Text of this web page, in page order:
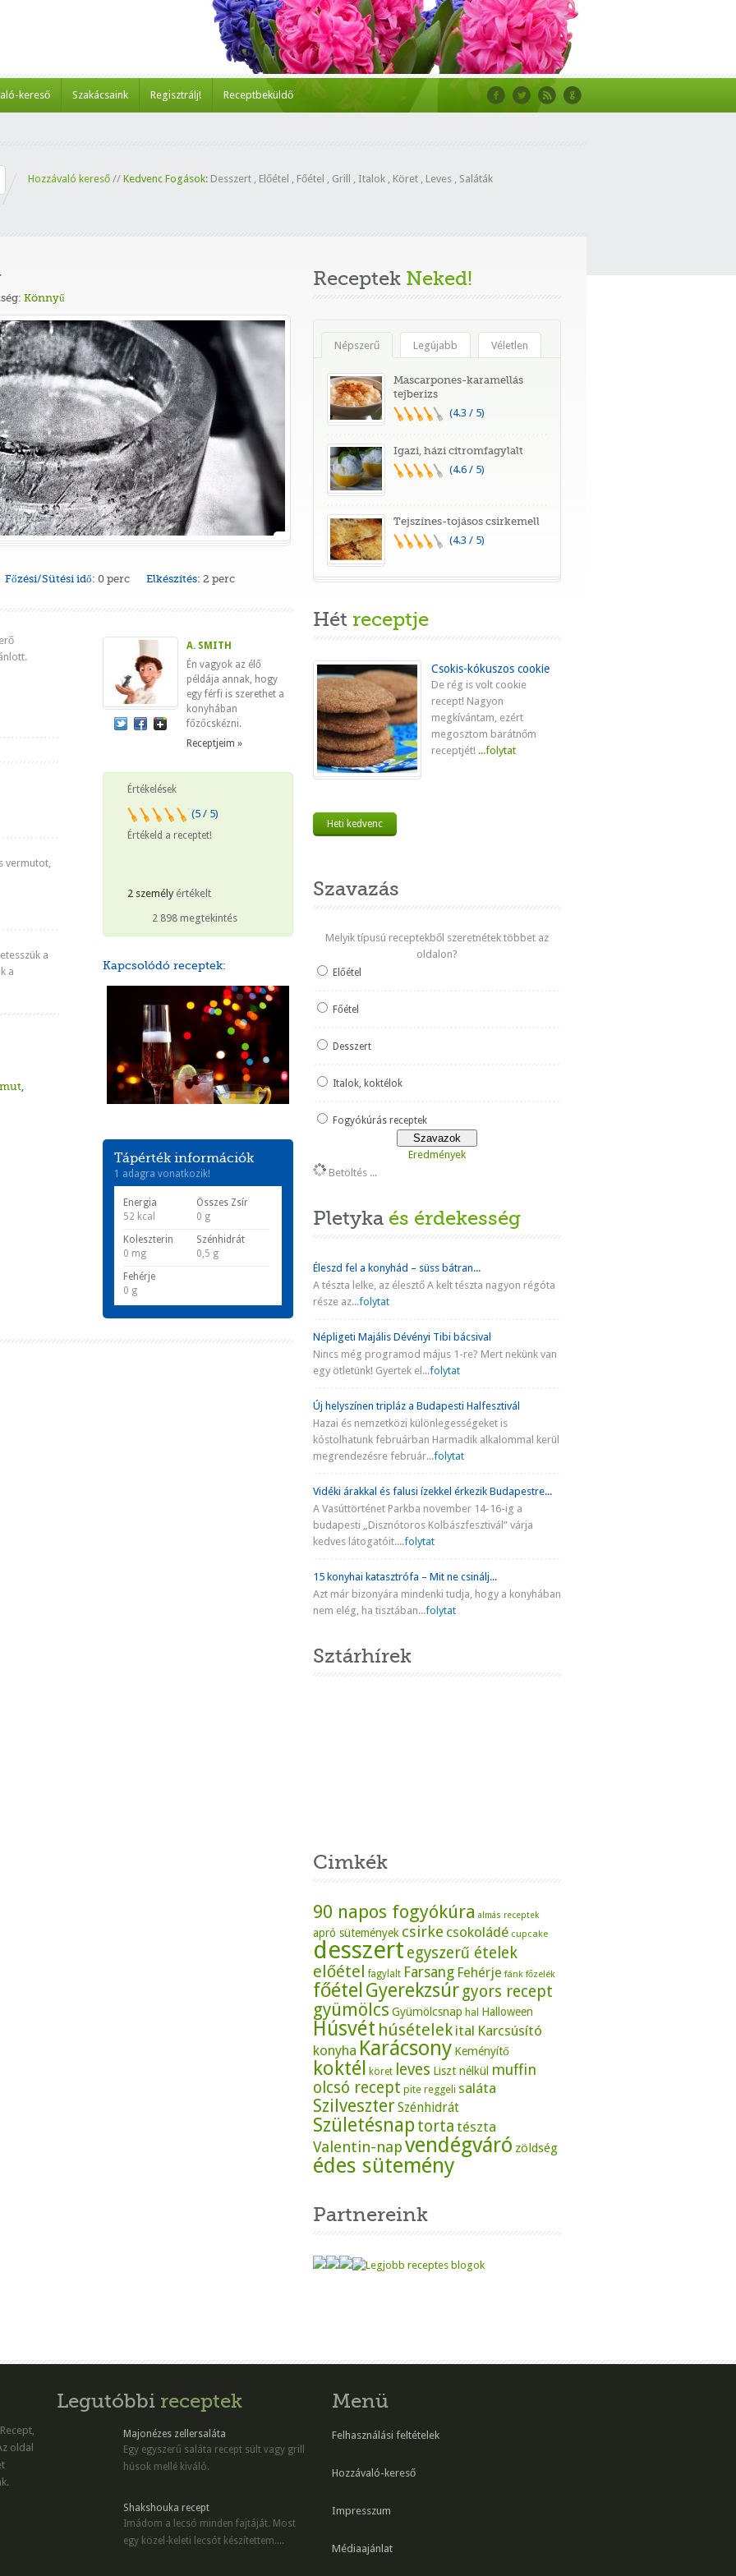
kereső Szakácsaink Regisztrálj! Receptbeküldő
Hozzávaló kereső // Kedvenc Fogások: Desszert , Előétel , Főétel , Grill , Italok , Köret , Leves , Saláták
Könnyű
Főzési/Sütési idő: 0 perc Elkészítés: 2 perc
vermutot,
a
a
,
A. SMITH
Én vagyok az élő
példája annak, hogy
egy férfi is szerethet a
konyhában
főzőcskézni.
Receptjeim »
Értékelések
(5 / 5)
Értékeld a receptet!
2 személyértékelt
2 898 megtekintés
Kapcsolódó receptek:
Tápérték információk
1 adagra vonatkozik!
Energia
52 kcal
Összes Zsír
0 g
Koleszterin
0 mg
Szénhidrát
0,5 g
Fehérje
0 g
Receptek Neked!
Népszerű Legújabb Véletlen
Mascarpones-karamellás
tejberizs
(4.3 / 5)
Igazi, házi citromfagylalt
(4.6 / 5)
Tejszínes-tojásos csirkemell
(4.3 / 5)
Hét receptje
Csokis-kókuszos cookie
De rég is volt cookie
recept! Nagyon
megkívántam, ezért
megosztom barátnőm
receptjét! ...folytat
Heti kedvenc
Szavazás
Melyik típusú receptekből szeretnétek többet az
oldalon?
Előétel
Főétel
Desszert
Italok, koktélok
Fogyókúrás receptek
Eredmények
Betöltés ...
Pletyka és érdekesség
Éleszd fel a konyhád – süss bátran...
A tészta lelke, az élesztő A kelt tészta nagyon régóta
része az...folytat
Népligeti Majális Dévényi Tibi bácsival
Nincs még programod május 1-re? Mert nekünk van
egy ötletünk! Gyertek el...folytat
Új helyszínen tripláz a Budapesti Halfesztivál
Hazai és nemzetközi különlegességeket is
kóstolhatunk februárban Harmadik alkalommal kerül
megrendezésre február...folytat
Vidéki árakkal és falusi ízekkel érkezik Budapestre...
A Vasúttörténet Parkba november 14-16-ig a
budapesti „Disznótoros Kolbászfesztivál” várja
kedves látogatóit....folytat
15 konyhai katasztrófa – Mit ne csinálj...
Azt már bizonyára mindenki tudja, hogy a konyhában
nem elég, ha tisztában...folytat
Sztárhírek
Cimkék
90 napos fogyókúra almás receptek
apró sütemények csirke csokoládé cupcake
desszert egyszerű ételek
előétel fagylalt Farsang Fehérje fánk főzelék
főétel Gyerekzsúr gyors recept
gyümölcs Gyümölcsnap hal Halloween
Húsvét húsételek ital Karcsúsító
konyha Karácsony Keményítő
koktél köret leves Liszt nélkül muffin
olcsó recept pite reggeli saláta
SzilveszterSzénhidrát
Születésnap torta tészta
Valentin-napvendégváró zöldség
édes sütemény
Partnereink
oldal
Legutóbbi receptek
Majonézes zellersaláta
Egy egyszerű saláta recept sült vagy grill
húsok mellé kiváló.
Shakshouka recept
Imádom a lecsó minden fajtáját. Most
egy közel-keleti lecsót készítettem....
Menü
Felhasználási feltételek
Hozzávaló-kereső
Impresszum
Médiaajánlat